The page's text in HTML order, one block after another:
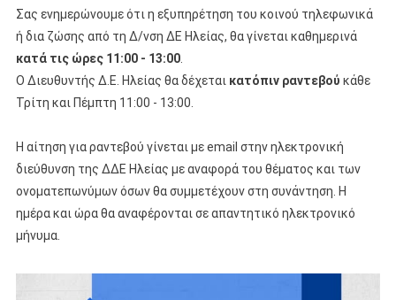
Σας ενημερώνουμε ότι η εξυπηρέτηση του κοινού τηλεφωνικά
ή δια ζώσης από τη Δ/νση ΔΕ Ηλείας, θα γίνεται καθημερινά
κατά τις ώρες 11:00 - 13:00.
Ο Διευθυντής Δ.Ε. Ηλείας θα δέχεται κατόπιν ραντεβού κάθε
Τρίτη και Πέμπτη 11:00 - 13:00.
Η αίτηση για ραντεβού γίνεται με email στην ηλεκτρονική
διεύθυνση της ΔΔΕ Ηλείας με αναφορά του θέματος και των
ονοματεπωνύμων όσων θα συμμετέχουν στη συνάντηση. Η
ημέρα και ώρα θα αναφέρονται σε απαντητικό ηλεκτρονικό
μήνυμα.